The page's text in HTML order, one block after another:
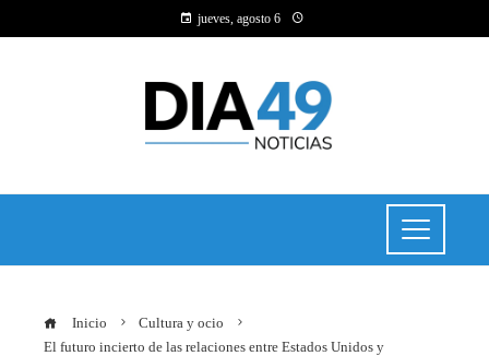
jueves, agosto 6
Inicio
Cultura y ocio
El futuro incierto de las relaciones entre Estados Unidos y